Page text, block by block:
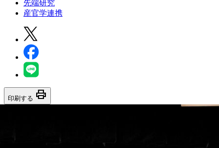
先端研究
産官学連携
印刷する print